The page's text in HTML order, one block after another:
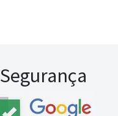
Segurança